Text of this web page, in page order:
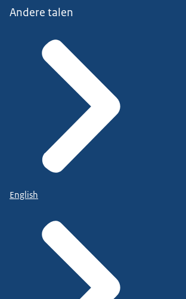
Andere talen
English